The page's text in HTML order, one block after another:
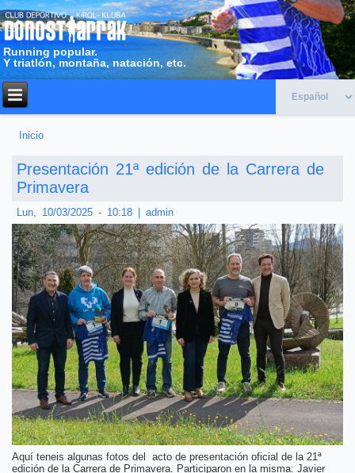
Running popular.
Y triatlón, montaña, natación, etc.
Inicio
Presentación 21ª edición de la Carrera de
Primavera
Lun, 10/03/2025 - 10:18| admin
Aquí teneis algunas fotos del acto de presentación oficial de la 21ª
edición de la Carrera de Primavera. Participaron en la misma: Javier